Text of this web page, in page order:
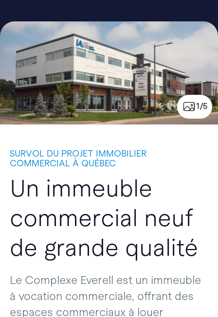
1/5
SURVOL DU PROJET IMMOBILIER
COMMERCIAL À QUÉBEC
Un immeuble
commercial neuf
de grande qualité
Le Complexe Everell est un immeuble
à vocation commerciale, offrant des
espaces commerciaux à louer